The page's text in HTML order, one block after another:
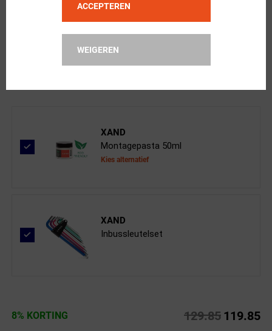
ACCEPTEREN
WEIGEREN
SQlab
XAND
Montagepasta 50ml
Kies alternatief
XAND
Inbussleutelset
8% KORTING 129.85 119.85